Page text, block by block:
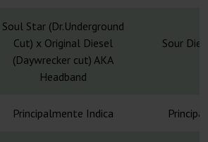
Soul Star (Dr.Underground
Cut) x Original Diesel
(Daywrecker cut) AKA
Headband
Sour
Principalmente Indica